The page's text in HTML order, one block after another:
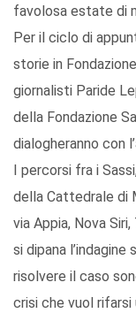
favolosa estate di
Per il ciclo di
storie in
giornalisti Paride
della Fondazione
dialogheranno con
I percorsi fra i
della Cattedrale di
via Appia, Nova
si dipana
risolvere il caso
crisi che vuol rifarsi